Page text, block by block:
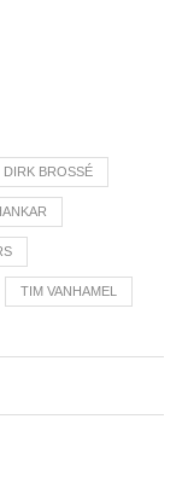
DIRK BROSSÉ
TIM VANHAMEL